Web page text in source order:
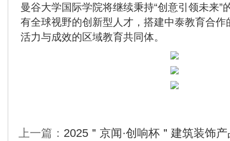
曼谷大学国际学院将继续秉持“创意引领未来”
有全球视野的创新型人才，搭建中泰教育合
活力与成效的区域教育共同体。
上一篇： 2025＂京闻·创响杯＂建筑装饰